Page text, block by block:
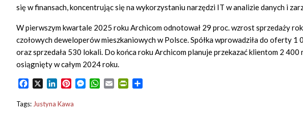
się w finansach, koncentrując się na wykorzystaniu narzędzi IT w analizie danych i
W pierwszym kwartale 2025 roku Archicom odnotował 29 proc. wzrost sprzedaży
czołowych deweloperów mieszkaniowych w Polsce. Spółka wprowadziła do oferty 1
oraz sprzedała 530 lokali. Do końca roku Archicom planuje przekazać klientom 2 400
osiągnięty w całym 2024 roku.
c
n
n
M
W
Tags: Justyna Kawa